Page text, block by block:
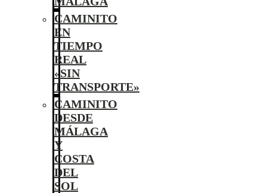
CAMINITO
EN
TIEMPO
REAL
«SIN
TRANSPORTE»
CAMINITO
DESDE
MÁLAGA
Y
COSTA
DEL
SOL